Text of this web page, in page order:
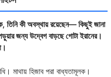
তিনি কী অবস্থায় রয়েছেন— কিছুই জানা
জন্য উদ্বেগ বাড়ছে গোটা ইরানের।
মাথায় হিজাব পরা বাধ্যতামূলক।